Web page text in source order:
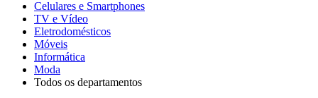
Celulares e Smartphones
TV e Vídeo
Eletrodomésticos
Móveis
Informática
Moda
Todos os departamentos